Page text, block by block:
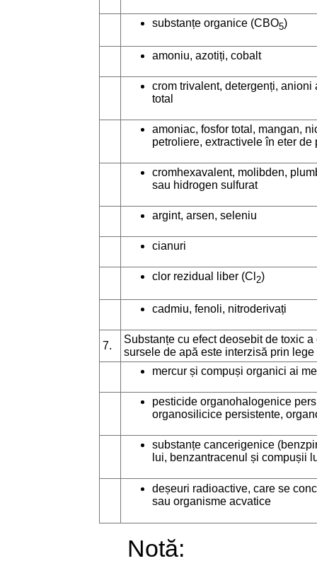
substanțe organice (CBO5)
amoniu, azotiți, cobalt
crom trivalent, detergenți, anioni
total
amoniac, fosfor total, mangan,
petroliere, extractivele în eter de
cromhexavalent, molibden,
sau hidrogen sulfurat
argint, arsen, seleniu
cianuri
clor rezidual liber (Cl 2)
cadmiu, fenoli, nitroderivați
7.
Substanțe cu efect deosebit de toxic
sursele de apă este interzisă prin lege
mercur și compuși organici ai
pesticide organohalogenice
organosilicice persistente,
substanțe cancerigenice
lui, benzantracenul și compușii
deșeuri radioactive, care se
sau organisme acvatice
Notă: